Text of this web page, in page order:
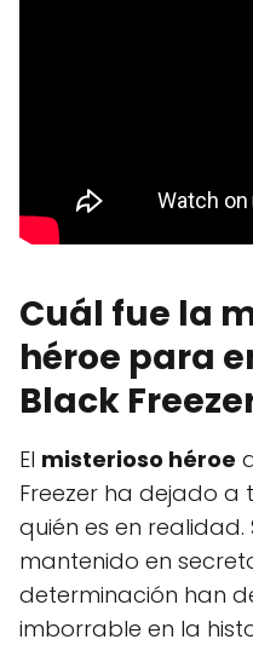
Cuál fue la
héroe para
Black
El misterioso héroe
Freezer ha dejado
quién es en
mantenido en
determinación han
imborrable en la